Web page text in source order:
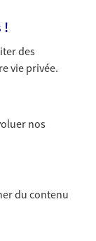
joignable,
est toujours une
!
des
vie privée.
nos
du contenu